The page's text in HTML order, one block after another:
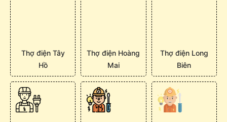
Thợ điện Tây
Hồ
Thợ điện Hoàng
Mai
Thợ điện Long
Biên